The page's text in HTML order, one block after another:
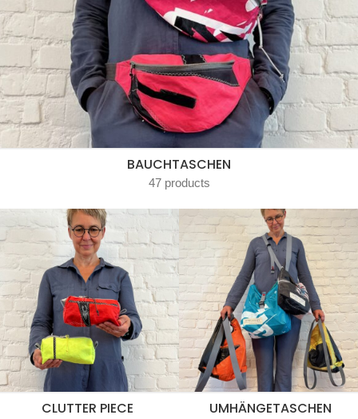
BAUCHTASCHEN
47 products
CLUTTER PIECE UMHÄNGETASCHEN